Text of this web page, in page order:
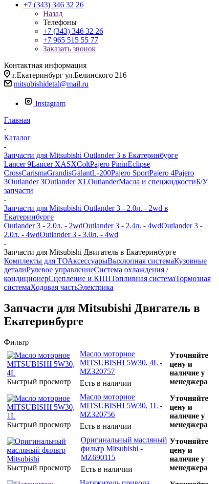
+7 (343) 346 32 26
Назад
Телефоны
+7 (343) 346 32 26
+7 965 515 55 77
Заказать звонок
Контактная информация
г.Екатеринбург ул.Белинского 216
mitsubishidetal@mail.ru
Instagram
Главная
-
Каталог
-
Запчасти для Mitsubishi Outlander 3 в Екатеринбурге
Lancer 9Lancer XASXColtPajero PininEclipse
CrossCarismaGrandisGalantL-200Pajero SportPajero 4Pajero
3Outlander 3Outlander XLOutlanderМасла и спецжидкостиБ/У
запчасти
-
Запчасти для Mitsubishi Outlander 3 - 2.0л. - 2wd в
Екатеринбурге
Outlander 3 - 2.0л. - 2wdOutlander 3 - 2.4л. - 4wdOutlander 3 -
2.0л. - 4wdOutlander 3 - 3.0л. - 4wd
-
Запчасти для Mitsubishi Двигатель в Екатеринбурге
Комплекты для ТОАксессуарыВыхлопная системаКузовные
деталиРулевое управлениеСистема охлаждения /
кондиционерСцепление и КППТопливная системаТормозная
системаХодовая частьЭлектрика
Запчасти для Mitsubishi Двигатель в
Екатеринбурге
Фильтр
Быстрый просмотр
Масло моторное
MITSUBISHI 5W30, 4L -
MZ320757
Есть в наличии
Уточняйте
цену и
наличие у
менеджера
Быстрый просмотр
Масло моторное
MITSUBISHI 5W30, 1L -
MZ320756
Есть в наличии
Уточняйте
цену и
наличие у
менеджера
Быстрый просмотр
Оригинальный масляный
фильтр Mitsubishi -
MZ690115
Есть в наличии
Уточняйте
цену и
наличие у
менеджера